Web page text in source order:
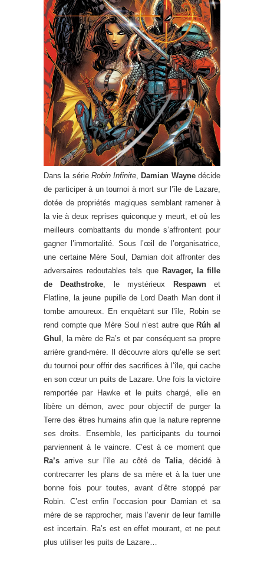
Dans la série Robin Infinite, Damian Waynedécide
de participer à un tournoi à mort sur l’île de Lazare,
dotée de propriétés magiques semblant ramener à
la vie à deux reprises quiconque y meurt, et où les
meilleurs combattants du monde s’affrontent pour
gagner l’immortalité. Sous l’œil de l’organisatrice,
une certaine Mère Soul, Damian doit affronter des
adversaires redoutables tels que Ravager, la fille
de Deathstroke, le mystérieux Respawnet
Flatline, la jeune pupille de Lord Death Man dont il
tombe amoureux. En enquêtant sur l’île, Robin se
rend compte que Mère Soul n’est autre que Rúh al
Ghul , la mère de Ra’s et par conséquent sa propre
arrière grand-mère. Il découvre alors qu’elle se sert
du tournoi pour offrir des sacrifices à l’île, qui cache
en son cœur un puits de Lazare. Une fois la victoire
remportée par Hawke et le puits chargé, elle en
libère un démon, avec pour objectif de purger la
Terre des êtres humains afin que la nature reprenne
ses droits. Ensemble, les participants du tournoi
parviennent à le vaincre. C’est à ce moment que
Ra’s arrive sur l’île au côté de Talia, décidé à
contrecarrer les plans de sa mère et à la tuer une
bonne fois pour toutes, avant d’être stoppé par
Robin. C’est enfin l’occasion pour Damian et sa
mère de se rapprocher, mais l’avenir de leur famille
est incertain. Ra’s est en effet mourant, et ne peut
plus utiliser les puits de Lazare…